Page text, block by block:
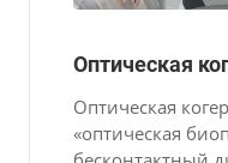
Оптическая
Оптическая
«оптическая